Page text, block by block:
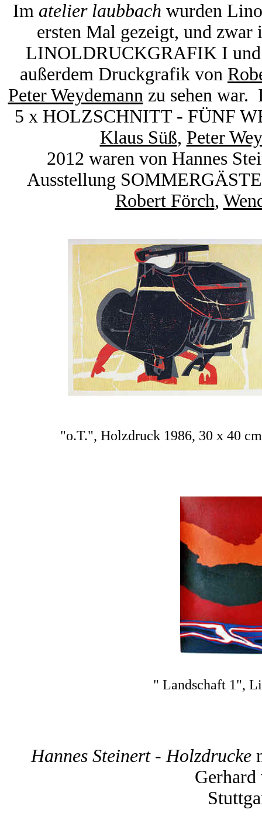
Im atelier laubbach wurden
ersten Mal gezeigt, und zwar
LINOLDRUCKGRAFIK I
außerdem Druckgrafik von
Peter Weydemannzu sehen war.
5 x HOLZSCHNITT - FÜNF
Klaus Süß, Peter
2012 waren von Hannes
Ausstellung
Robert Förch,
"o.T.", Holzdruck 1986, 30 x
" Landschaft 1",
Hannes Steinert - Holzdrucke